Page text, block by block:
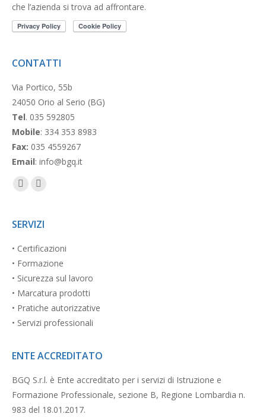
che l’azienda si trova ad affrontare.
CONTATTI
Via Portico, 55b
24050 Orio al Serio (BG)
Tel. 035 592805
Mobile: 334 353 8983
Fax: 035 4559267
Email: info@bgq.it
opens
new
window
opens
new
window
SERVIZI
• Certificazioni
• Formazione
• Sicurezza sul lavoro
• Marcatura prodotti
• Pratiche autorizzative
• Servizi professionali
ENTE ACCREDITATO
BGQ S.r.l. è Ente accreditato per i servizi di Istruzione e
Formazione Professionale, sezione B, Regione Lombardia n.
983 del 18.01.2017.